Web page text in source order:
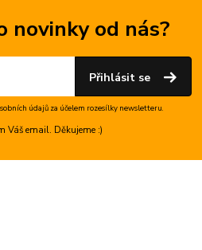
novinky od nás?
Přihlásit se
údajůza účelem rozesílky newsletteru.
Váš email. Děkujeme :)